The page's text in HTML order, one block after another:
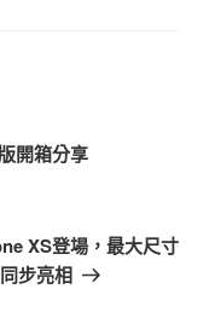
開箱分享
XS登場，最大尺寸
步亮相